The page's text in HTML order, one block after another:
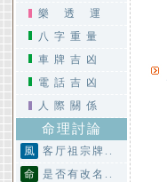
樂透運
八字重量
車牌吉凶
電話吉凶
人際關係
命理討論
風
客厅祖宗牌..
命
是否有改名..